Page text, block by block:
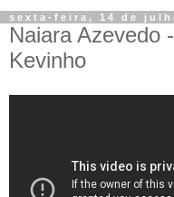
sexta-feira, 14 de
Naiara Azevedo
Kevinho